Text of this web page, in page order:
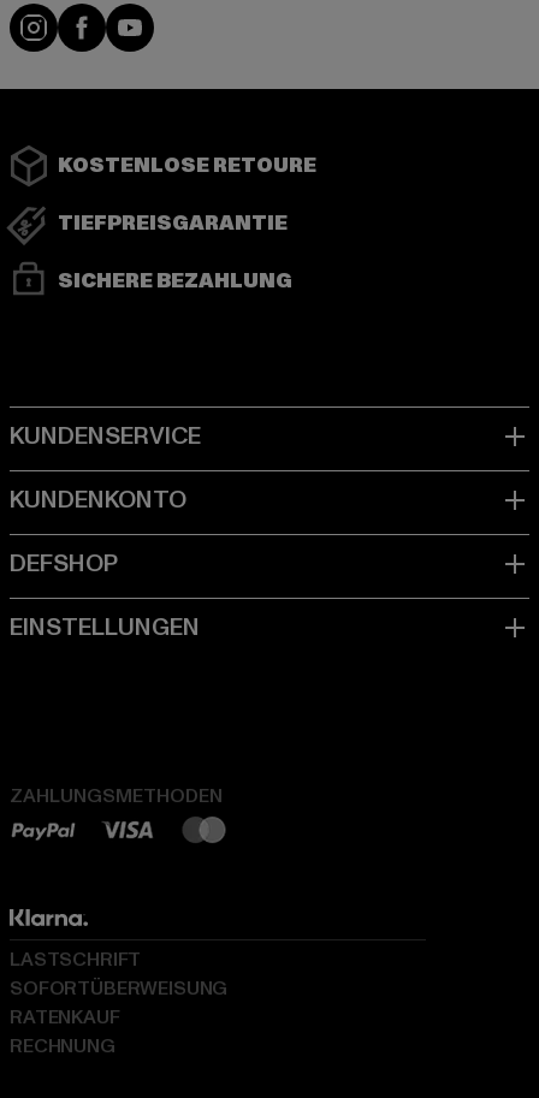
Instagram
FacebookYouTube
KOSTENLOSE RETOURE
TIEFPREISGARANTIE
SICHERE BEZAHLUNG
ZAHLUNGSMETHODEN
LASTSCHRIFT
SOFORTÜBERWEISUNG
RATENKAUF
RECHNUNG